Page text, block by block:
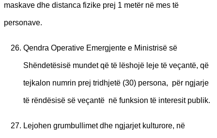
maskave dhe distanca fizike prej 1 metër në mes të
personave.
Qendra Operative Emergjente e Ministrisë së
Shëndetësisë mundet që të lëshojë leje të veçantë, që
tejkalon numrin prej tridhjetë (30) persona, për ngjarje
të rëndësisë së veçantë në funksion të interesit publik.
Lejohen grumbullimet dhe ngjarjet kulturore, në